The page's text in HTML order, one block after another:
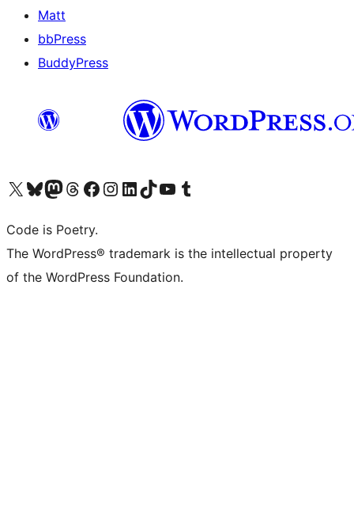
Matt
bbPress
BuddyPress
Navštivte náš účet na X (dříve Twitter)
Navštivte náš Bluesky účetNavštivte náš účet Mastodon
Navštivte náš Threads účetNavštivte naši stránku na Facebooku
Navštivte náš Instagram účetNavštivte náš LinkedIn účetNavštivte náš TikTok účetNavštivte náš YouTube kanálNavštivte náš Tumblr účet
Code is Poetry.
The WordPress® trademark is the intellectual property
of the WordPress Foundation.